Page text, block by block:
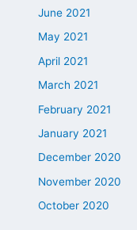
June 2021
May 2021
April 2021
March 2021
February 2021
January 2021
December 2020
November 2020
October 2020